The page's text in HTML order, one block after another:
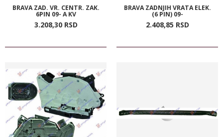
BRAVA ZAD. VR. CENTR. ZAK.
6PIN 09- A KV
3.208,30 RSD
BRAVA ZADNJIH VRATA ELEK.
(6 PIN) 09-
2.408,85 RSD